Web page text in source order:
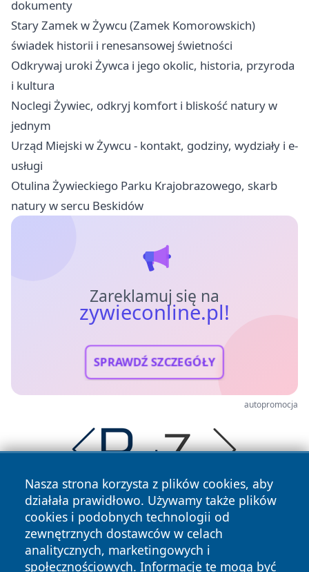
dokumenty
Stary Zamek w Żywcu (Zamek Komorowskich)
świadek historii i renesansowej świetności
Odkrywaj uroki Żywca i jego okolic, historia, przyroda
i kultura
Noclegi Żywiec, odkryj komfort i bliskość natury w
jednym
Urząd Miejski w Żywcu - kontakt, godziny, wydziały i e-
usługi
Otulina Żywieckiego Parku Krajobrazowego, skarb
natury w sercu Beskidów
Zareklamuj się na
zywieconline.pl!
SPRAWDŹ SZCZEGÓŁY
autopromocja
Nasza strona korzysta z plików cookies, aby
działała prawidłowo. Używamy także plików
cookies i podobnych technologii od
zewnętrznych dostawców w celach
analitycznych, marketingowych i
społecznościowych. Informacje te mogą być